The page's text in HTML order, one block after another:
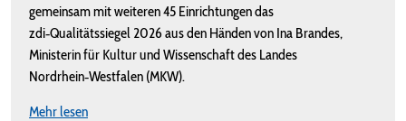
gemeinsam mit weiteren 45 Einrichtungen das
zdi‑Qualitätssiegel 2026 aus den Händen von Ina Brandes,
Ministerin für Kultur und Wissenschaft des Landes
Nordrhein‑Westfalen (MKW).
Mehr lesen